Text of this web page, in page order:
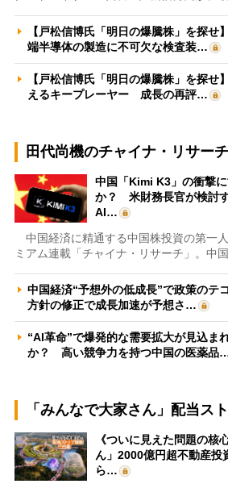
【戸松信博氏「明日の爆騰株」を探せ
端半導体の製造に不可欠な検査装…
【戸松信博氏「明日の爆騰株」を探せ
えるキープレーヤー 成長の再評…
田代尚機のチャイナ・リサーチ
中国「Kimi K3」の衝撃
か？ 米財務長官が検討
AI…
中国経済に精通する中国株投資の第一
ミアム連載「チャイナ・リサーチ」。中
中国経済“予想外の低成長”で政策の
方針の修正で成長加速が予想さ…
“AI革命”で爆発的な需要拡大が見込ま
か？ 高い競争力を持つ中国の医薬品
「みんなで大家さん」配当ス
《ついに見えた問題の核
ん」2000億円超不動産投
ら…